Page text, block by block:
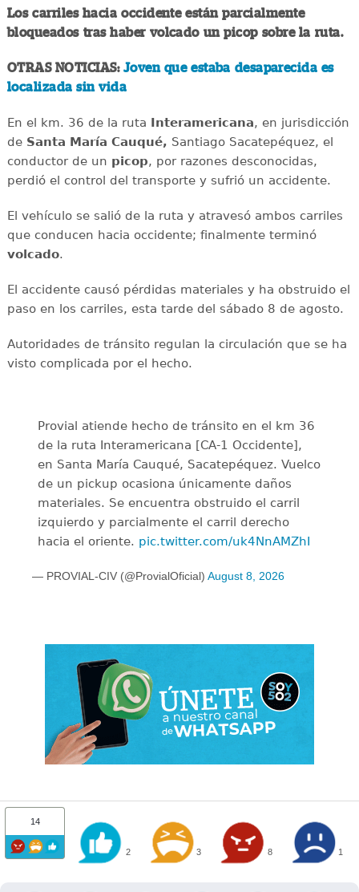
Los carriles hacia occidente están parcialmente
bloqueados tras haber volcado un picop sobre la ruta.
OTRAS NOTICIAS:Joven que estaba desaparecida es
localizada sin vida
En el km. 36 de la ruta Interamericana, en jurisdicción
de Santa María Cauqué, Santiago Sacatepéquez, el
conductor de un picop, por razones desconocidas,
perdió el control del transporte y sufrió un accidente.
El vehículo se salió de la ruta y atravesó ambos carriles
que conducen hacia occidente; finalmente terminó
volcado.
El accidente causó pérdidas materiales y ha obstruido el
paso en los carriles, esta tarde del sábado 8 de agosto.
Autoridades de tránsito regulan la circulación que se ha
visto complicada por el hecho.
Provial atiende hecho de tránsito en el km 36
de la ruta Interamericana [CA-1 Occidente],
en Santa María Cauqué, Sacatepéquez. Vuelco
de un pickup ocasiona únicamente daños
materiales. Se encuentra obstruido el carril
izquierdo y parcialmente el carril derecho
hacia el oriente. pic.twitter.com/uk4NnAMZhI
— PROVIAL-CIV (@ProvialOficial) August 8, 2026
14
2 3 8 1